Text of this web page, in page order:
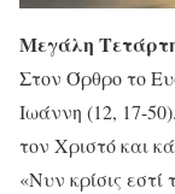
Μεγάλη
Στον Όρθρο το
Ιωάννη (12, 17-
τον Χριστό και
«Νυν κρίσις